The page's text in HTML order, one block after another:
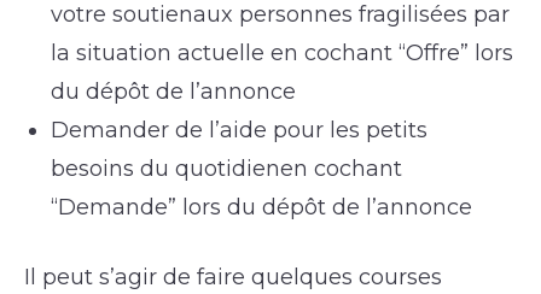
votre soutienaux personnes fragilisées par
la situation actuelle en cochant “Offre” lors
du dépôt de l’annonce
Demander de l’aide pour les petits
besoins du quotidienen cochant
“Demande” lors du dépôt de l’annonce
Il peut s’agir de faire quelques courses